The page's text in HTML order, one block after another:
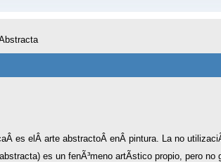
es elÂ arte abstractoÂ enÂ pintura. La no
es un fenÃ³meno artÃ­stico propio, pero no